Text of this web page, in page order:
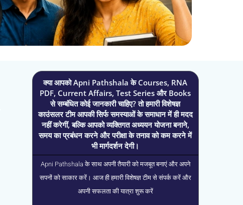
क्या आपको Apni Pathshala के Courses, RNA
PDF, Current Affairs, Test Series और Books
से सम्बंधित कोई जानकारी चाहिए? तो हमारी विशेषज्ञ
काउंसलर टीम आपकी सिर्फ समस्याओं के समाधान में ही मदद
नहीं करेगीं, बल्कि आपको व्यक्तिगत अध्ययन योजना बनाने,
समय का प्रबंधन करने और परीक्षा के तनाव को कम करने में
भी मार्गदर्शन देगी।
Apni Pathshala के साथ अपनी तैयारी को मजबूत बनाएं और अपने
सपनों को साकार करें। आज ही हमारी विशेषज्ञ टीम से संपर्क करें और
अपनी सफलता की यात्रा शुरू करें